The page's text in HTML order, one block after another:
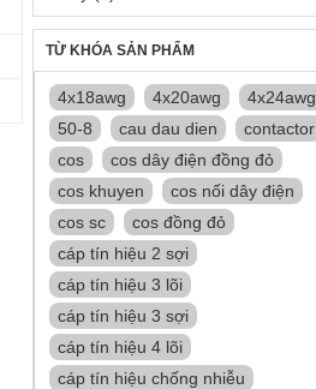
TỪ KHÓA SẢN PHẨM
4x18awg 4x20awg
4x24awg
50-8
cau dau dien
contactor
cos
cos dây điện đồng đỏ
cos khuyen
cos nối dây điện
cos sc
cos đồng đỏ
cáp tín hiệu 2 sợi
cáp tín hiệu 3 lõi
cáp tín hiệu 3 sợi
cáp tín hiệu 4 lõi
cáp tín hiệu chống nhiễu